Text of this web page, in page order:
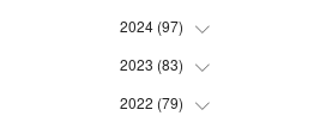
(4
(5
(4
(5
(6
(6
2024 (97)
(5
(7
2023 (83)
(6
2022 (79)